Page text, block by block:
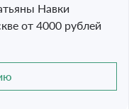
Навки
от 4000 рублей